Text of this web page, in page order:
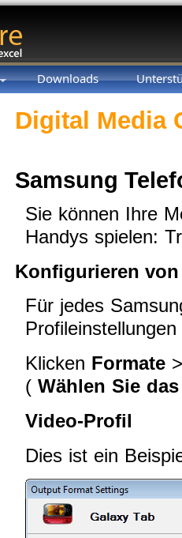
Downloads
Digital Media
Samsung
Sie können Ihre
Handys spielen:
Konfigurieren von
Für jedes
Klicken Formate
( Wählen Sie
Video-Profil
Dies ist ein